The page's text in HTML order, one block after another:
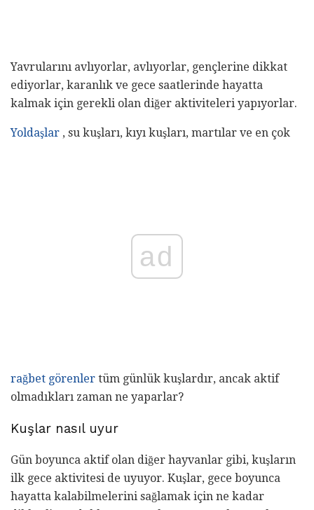
Yavrularını avlıyorlar, avlıyorlar, gençlerine dikkat
ediyorlar, karanlık ve gece saatlerinde hayatta
kalmak için gerekli olan diğer aktiviteleri yapıyorlar.
Yoldaşlar , su kuşları, kıyı kuşları, martılar ve en çok
ad
rağbet görenler tüm günlük kuşlardır, ancak aktif
olmadıkları zaman ne yaparlar?
Kuşlar nasıl uyur
Gün boyunca aktif olan diğer hayvanlar gibi, kuşların
ilk gece aktivitesi de uyuyor. Kuşlar, gece boyunca
hayatta kalabilmelerini sağlamak için ne kadar